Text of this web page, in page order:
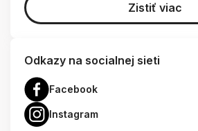
Zistiť viac
Odkazy na socialnej sieti
Facebook
Instagram